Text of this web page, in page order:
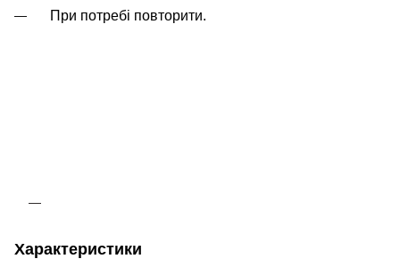
При потребі повторити.
Характеристики